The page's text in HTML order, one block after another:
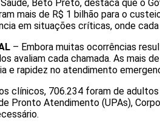
Beto Preto, destaca que o
mais de R$ 1 bilhão para o
em situações críticas, onde
– Embora muitas ocorrências
avaliam cada chamada. As mais
e rapidez no atendimento
clínicos, 706.234 foram de
Pronto Atendimento (UPAs),